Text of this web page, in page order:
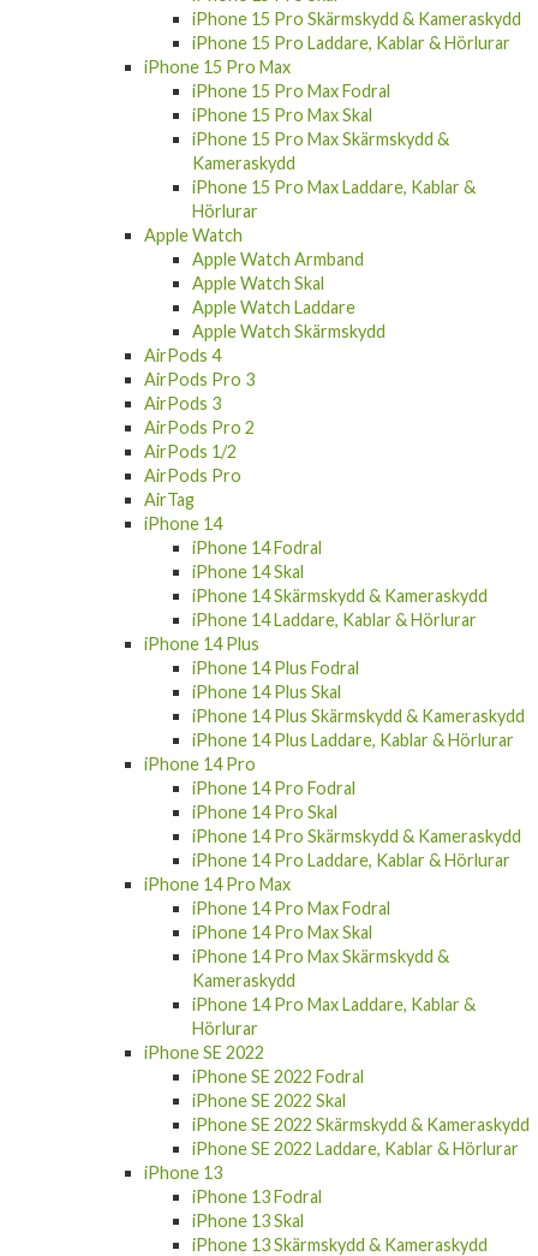
iPhone 15 Pro Skärmskydd & Kameraskydd
iPhone 15 Pro Laddare, Kablar & Hörlurar
iPhone 15 Pro Max
iPhone 15 Pro Max Fodral
iPhone 15 Pro Max Skal
iPhone 15 Pro Max Skärmskydd &
Kameraskydd
iPhone 15 Pro Max Laddare, Kablar &
Hörlurar
Apple Watch
Apple Watch Armband
Apple Watch Skal
Apple Watch Laddare
Apple Watch Skärmskydd
AirPods 4
AirPods Pro 3
AirPods 3
AirPods Pro 2
AirPods 1/2
AirPods Pro
AirTag
iPhone 14
iPhone 14 Fodral
iPhone 14 Skal
iPhone 14 Skärmskydd & Kameraskydd
iPhone 14 Laddare, Kablar & Hörlurar
iPhone 14 Plus
iPhone 14 Plus Fodral
iPhone 14 Plus Skal
iPhone 14 Plus Skärmskydd & Kameraskydd
iPhone 14 Plus Laddare, Kablar & Hörlurar
iPhone 14 Pro
iPhone 14 Pro Fodral
iPhone 14 Pro Skal
iPhone 14 Pro Skärmskydd & Kameraskydd
iPhone 14 Pro Laddare, Kablar & Hörlurar
iPhone 14 Pro Max
iPhone 14 Pro Max Fodral
iPhone 14 Pro Max Skal
iPhone 14 Pro Max Skärmskydd &
Kameraskydd
iPhone 14 Pro Max Laddare, Kablar &
Hörlurar
iPhone SE 2022
iPhone SE 2022 Fodral
iPhone SE 2022 Skal
iPhone SE 2022 Skärmskydd & Kameraskydd
iPhone SE 2022 Laddare, Kablar & Hörlurar
iPhone 13
iPhone 13 Fodral
iPhone 13 Skal
iPhone 13 Skärmskydd & Kameraskydd